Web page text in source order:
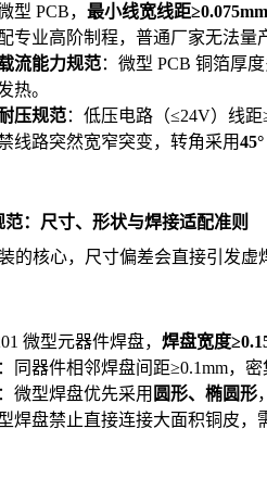
型 PCB， 最小线宽线距≥0.075mm
专业高阶制程，普通厂家无法量
流能力规范：微型 PCB 铜箔厚
热。
压规范：低压电路（≤24V）线
线路突然宽窄突变，转角采用
：尺寸、形状与焊接适配准则
的核心，尺寸偏差会直接引发
微型元器件焊盘， 焊盘宽度
同器件相邻焊盘间距≥0.1mm，
微型焊盘优先采用 圆形、椭圆形
焊盘禁止直接连接大面积铜皮，